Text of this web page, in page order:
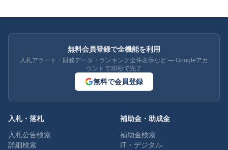
無料会員登録で全機能を利用
入札アラート・財務データ・ランキング全件表示など — Googleアカ
ウントで30秒で完了
無料で会員登録
入札・落札
入札公告検索
詳細検索
補助金・助成金
補助金検索
IT・デジタル